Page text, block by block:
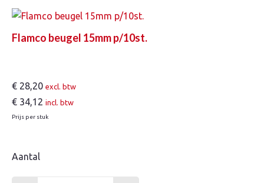
aantal
Flamco beugel 15mm p/10st.
€ 28,20 excl. btw
€ 34,12 incl. btw
Prijs per stuk
Aantal